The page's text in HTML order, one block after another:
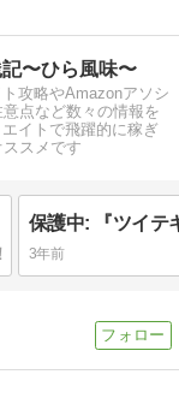
〜ひら風味〜
攻略やAmazonアソシ
点など数々の情報を
イトで飛躍的に稼ぎ
スメです
保護中: 『ツイテ
3年前